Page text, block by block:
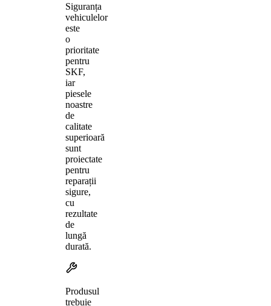
Siguranța
vehiculelor
este
o
prioritate
pentru
SKF,
iar
piesele
noastre
de
calitate
superioară
sunt
proiectate
pentru
reparații
sigure,
cu
rezultate
de
lungă
durată.
Produsul
trebuie